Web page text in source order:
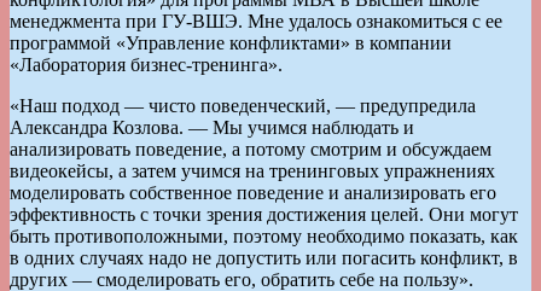
менеджмента при ГУ-ВШЭ. Мне удалось ознакомиться с ее
программой «Управление конфликтами» в компании
«Лаборатория бизнес-тренинга».
«Наш подход — чисто поведенческий, — предупредила
Александра Козлова. — Мы учимся наблюдать и
анализировать поведение, а потому смотрим и обсуждаем
видеокейсы, а затем учимся на тренинговых упражнениях
моделировать собственное поведение и анализировать его
эффективность с точки зрения достижения целей. Они могут
быть противоположными, поэтому необходимо показать, как
в одних случаях надо не допустить или погасить конфликт, в
других — смоделировать его, обратить себе на пользу».